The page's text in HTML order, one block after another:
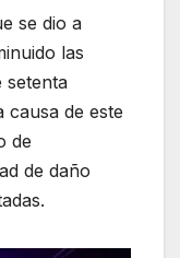
se dio a
las
setenta
causa de este
de
de daño